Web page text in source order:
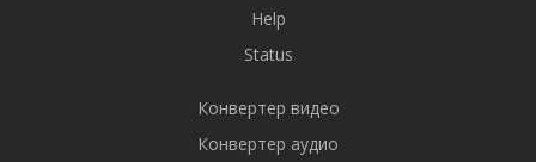
Help
Status
Конвертер видео
Конвертер аудио